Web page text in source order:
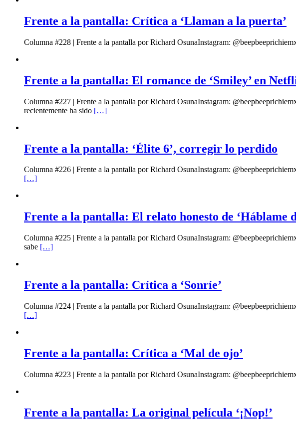
Frente a la pantalla: Crítica a ‘Llaman a la puerta’
Columna #228 | Frente a la pantalla por Richard OsunaInstagram:
Frente a la pantalla: El romance de ‘Smiley’ en
Columna #227 | Frente a la pantalla por Richard OsunaInstagram:
recientemente ha sido […]
Frente a la pantalla: ‘Élite 6’, corregir lo perdido
Columna #226 | Frente a la pantalla por Richard OsunaInstagram:
[…]
Frente a la pantalla: El relato honesto de ‘Háblame
Columna #225 | Frente a la pantalla por Richard OsunaInstagram:
sabe […]
Frente a la pantalla: Crítica a ‘Sonríe’
Columna #224 | Frente a la pantalla por Richard OsunaInstagram:
[…]
Frente a la pantalla: Crítica a ‘Mal de ojo’
Columna #223 | Frente a la pantalla por Richard OsunaInstagram:
Frente a la pantalla: La original película ‘¡Nop!’